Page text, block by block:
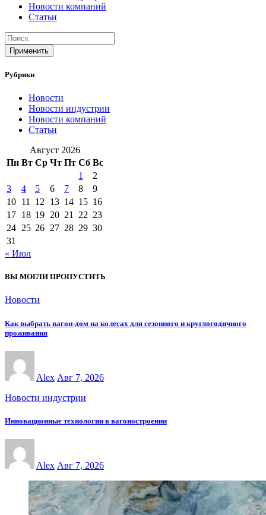
Новости компаний
Статьи
Применить
Рубрики
Новости
Новости индустрии
Новости компаний
Статьи
Август 2026
Пн Вт Ср Чт Пт Сб Вс
1
2
3
4 5 6 7 8
9
10 11 12 13 14 15 16
17 18 19 20 21 22 23
24 25 26 27 28 29 30
31
« Июл
ВЫ МОГЛИ ПРОПУСТИТЬ
Новости
Как выбрать вагон-дом на колесах для сезонного и круглогодичного
проживания
Alex Авг 7, 2026
Новости индустрии
Инновационные технологии в вагоностроении
Alex Авг 7, 2026